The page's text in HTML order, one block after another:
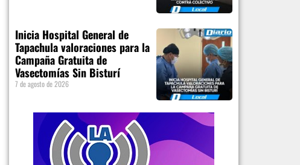
Inicia Hospital General de
Tapachula valoraciones para la
Campaña Gratuita de
Vasectomías Sin Bisturí
7 de agosto de 2026